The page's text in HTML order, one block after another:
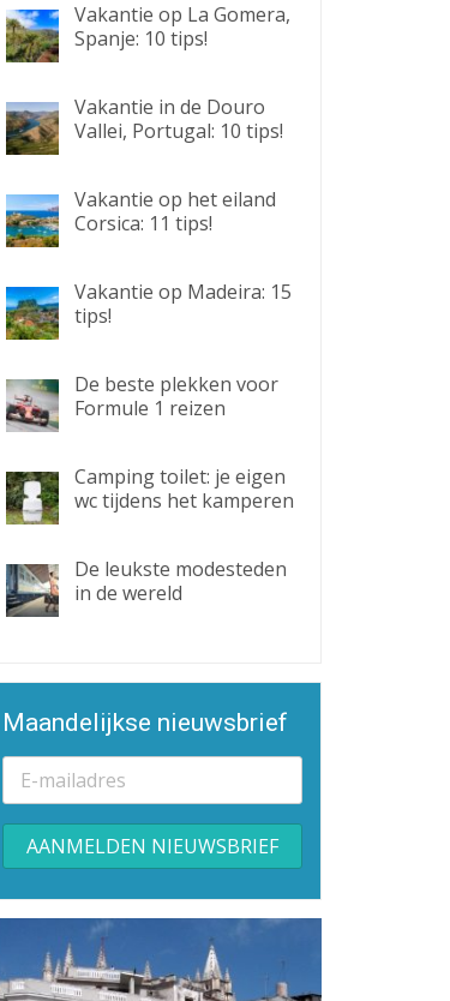
Vakantie op La Gomera,
Spanje: 10 tips!
Vakantie in de Douro
Vallei, Portugal: 10 tips!
Vakantie op het eiland
Corsica: 11 tips!
Vakantie op Madeira: 15
tips!
De beste plekken voor
Formule 1 reizen
Camping toilet: je eigen
wc tijdens het kamperen
De leukste modesteden
in de wereld
Maandelijkse nieuwsbrief
Alternative: